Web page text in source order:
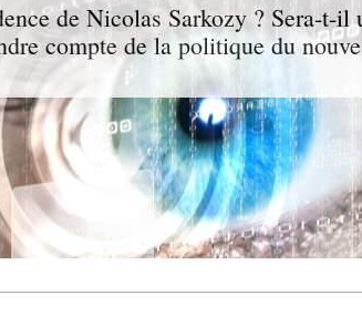
de Nicolas Sarkozy ? Sera-t-il
compte de la politique du